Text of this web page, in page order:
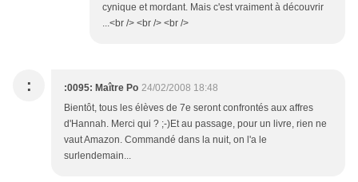
cynique et mordant. Mais c'est vraiment à découvrir
...<br /> <br /> <br />
: :0095: Maître Po 24/02/2008 18:48
Bientôt, tous les élèves de 7e seront confrontés aux affres
d'Hannah. Merci qui ? ;-)Et au passage, pour un livre, rien ne
vaut Amazon. Commandé dans la nuit, on l'a le
surlendemain...